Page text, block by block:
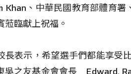
Khan、中華民國教育部體育
蒞臨獻上祝福。
長表示，希望選手們都能享受